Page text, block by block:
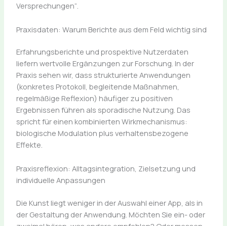
Versprechungen“.
Praxisdaten: Warum Berichte aus dem Feld wichtig sind
Erfahrungsberichte und prospektive Nutzerdaten
liefern wertvolle Ergänzungen zur Forschung. In der
Praxis sehen wir, dass strukturierte Anwendungen
(konkretes Protokoll, begleitende Maßnahmen,
regelmäßige Reflexion) häufiger zu positiven
Ergebnissen führen als sporadische Nutzung. Das
spricht für einen kombinierten Wirkmechanismus:
biologische Modulation plus verhaltensbezogene
Effekte.
Praxisreflexion: Alltagsintegration, Zielsetzung und
individuelle Anpassungen
Die Kunst liegt weniger in der Auswahl einer App, als in
der Gestaltung der Anwendung. Möchten Sie ein- oder